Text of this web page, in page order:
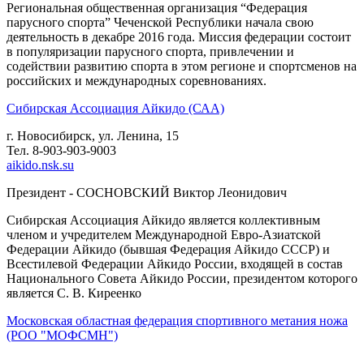
Региональная общественная организация “Федерация
парусного спорта” Чеченской Республики начала свою
деятельность в декабре 2016 года. Миссия федерации состоит
в популяризации парусного спорта, привлечении и
содействии развитию спорта в этом регионе и спортсменов на
российских и международных соревнованиях.
Сибирская Ассоциация Айкидо (САА)
г. Новосибирск, ул. Ленина, 15
Тел. 8-903-903-9003
aikido.nsk.su
Президент - СОСНОВСКИЙ Виктор Леонидович
Сибирская Ассоциация Айкидо является коллективным
членом и учредителем Международной Евро-Азиатской
Федерации Айкидо (бывшая Федерация Айкидо СССР) и
Всестилевой Федерации Айкидо России, входящей в состав
Национального Совета Айкидо России, президентом которого
является С. В. Киреенко
Московская областная федерация спортивного метания ножа
(РОО "МОФСМН")